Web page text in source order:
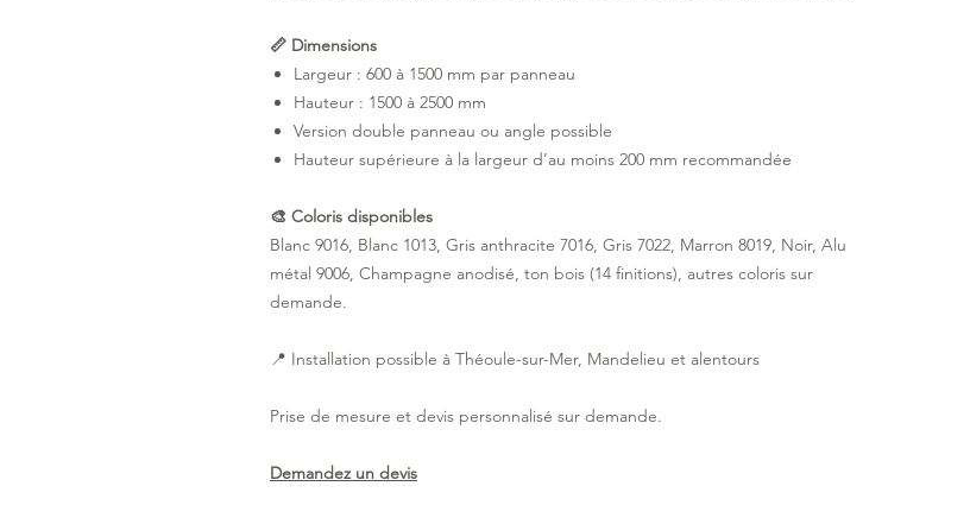
📏 Dimensions
Largeur : 600 à 1500 mm par panneau
Hauteur : 1500 à 2500 mm
Version double panneau ou angle possible
Hauteur supérieure à la largeur d’au moins 200 mm recommandée
🎨 Coloris disponibles
Blanc 9016, Blanc 1013, Gris anthracite 7016, Gris 7022, Marron 8019, Noir, Alu
métal 9006, Champagne anodisé, ton bois (14 finitions), autres coloris sur
demande.
📍 Installation possible à Théoule-sur-Mer, Mandelieu et alentours
Prise de mesure et devis personnalisé sur demande.
Demandez un devis